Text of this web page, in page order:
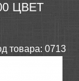
ЦВЕТ
товара: 0713